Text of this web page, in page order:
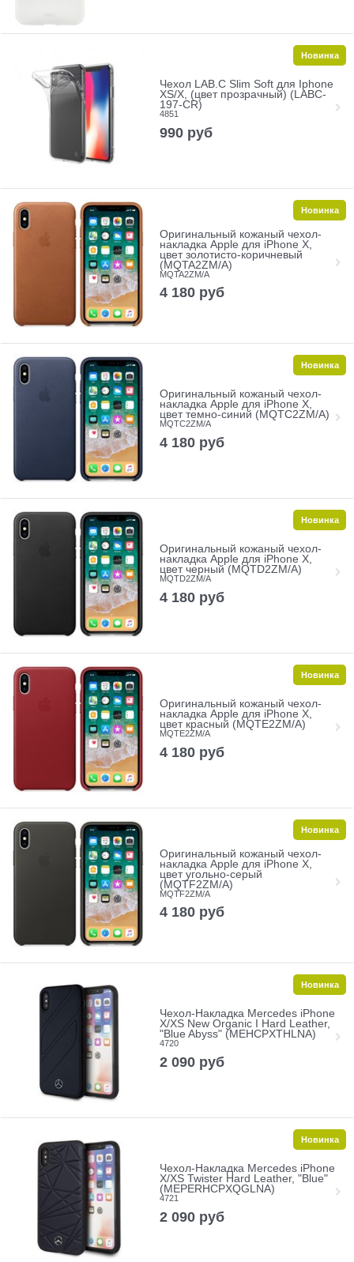
Чехол LAB.C Slim Soft для Iphone
XS/X, (цвет прозрачный) (LABC-
197-CR)
4851
990 руб
Новинка
Оригинальный кожаный чехол-
накладка Apple для iPhone X,
цвет золотисто-коричневый
(MQTA2ZM/A)
MQTA2ZM/A
4 180 руб
Новинка
Оригинальный кожаный чехол-
накладка Apple для iPhone X,
цвет темно-синий (MQTC2ZM/A)
MQTC2ZM/A
4 180 руб
Новинка
Оригинальный кожаный чехол-
накладка Apple для iPhone X,
цвет черный (MQTD2ZM/A)
MQTD2ZM/A
4 180 руб
Новинка
Оригинальный кожаный чехол-
накладка Apple для iPhone X,
цвет красный (MQTE2ZM/A)
MQTE2ZM/A
4 180 руб
Новинка
Оригинальный кожаный чехол-
накладка Apple для iPhone X,
цвет угольно-серый
(MQTF2ZM/A)
MQTF2ZM/A
4 180 руб
Новинка
Чехол-Накладка Mercedes iPhone
X/XS New Organic I Hard Leather,
"Blue Abyss" (MEHCPXTHLNA)
4720
2 090 руб
Новинка
Чехол-Накладка Mercedes iPhone
X/XS Twister Hard Leather, "Blue"
(MEPERHCPXQGLNA)
4721
2 090 руб
Новинка